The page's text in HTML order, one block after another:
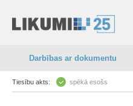
Darbības ar dokumentu
Tiesību akts: spēkā esošs